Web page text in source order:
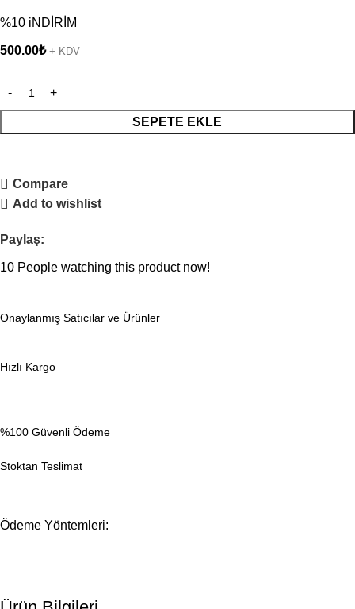
%10 iNDİRİM
500.00₺ + KDV
SEPETE EKLE
Compare
Add to wishlist
Paylaş:
10 People watching this product now!
Onaylanmış Satıcılar ve Ürünler
Hızlı Kargo
%100 Güvenli Ödeme
Stoktan Teslimat
Ödeme Yöntemleri: